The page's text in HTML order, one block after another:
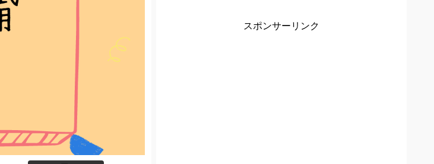
スポンサーリンク